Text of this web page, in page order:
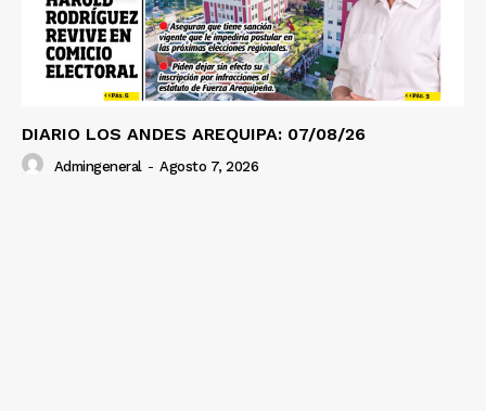
Diario los Andes
Contacto
Prensa
DIARIO LOS ANDES AREQUIPA: 07/08/26
Admingeneral - Agosto 7, 2026